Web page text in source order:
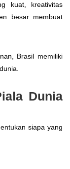
kuat, kreativitas
besar membuat
Brasil memiliki
Dunia
siapa yang